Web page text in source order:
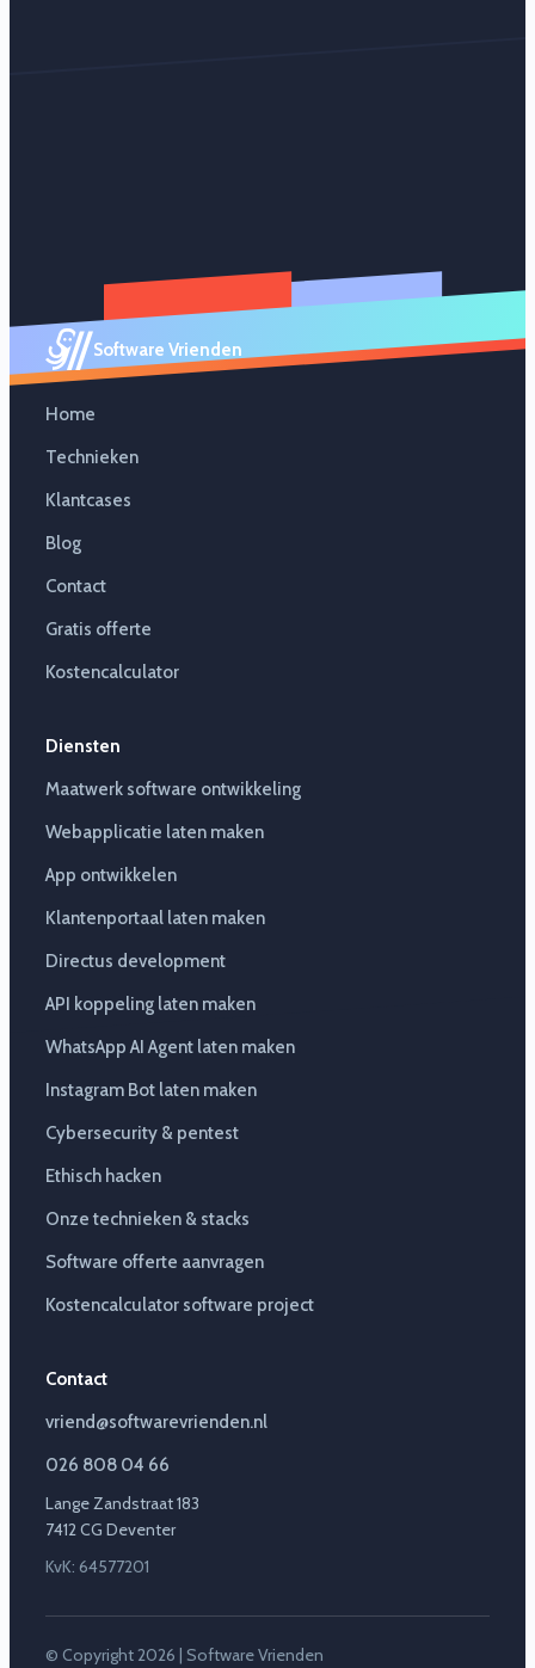
Software Vrienden
Home
Technieken
Klantcases
Blog
Contact
Gratis offerte
Kostencalculator
Diensten
Maatwerk software ontwikkeling
Webapplicatie laten maken
App ontwikkelen
Klantenportaal laten maken
Directus development
API koppeling laten maken
WhatsApp AI Agent laten maken
Instagram Bot laten maken
Cybersecurity & pentest
Ethisch hacken
Onze technieken & stacks
Software offerte aanvragen
Kostencalculator software project
Contact
vriend@softwarevrienden.nl
026 808 04 66
Lange Zandstraat 183
7412 CG Deventer
KvK: 64577201
© Copyright 2026 | Software Vrienden